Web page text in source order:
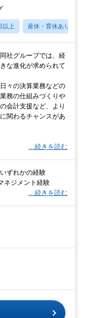
以上 産休・育休あり
社グループでは、経
な進化が求められて
々の決算業務などの
務の仕組みづくりや
会計支援など、より
関わるチャンスがあ
…続きを読む
ずれかの経験
ネジメント経験
…続きを読む